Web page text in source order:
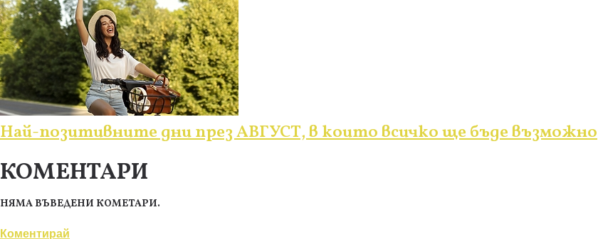
Най-позитивните дни през АВГУСТ, в които всичко ще бъде възможно
КОМЕНТАРИ
НЯМА ВЪВЕДЕНИ КОМЕТАРИ.
Коментирай